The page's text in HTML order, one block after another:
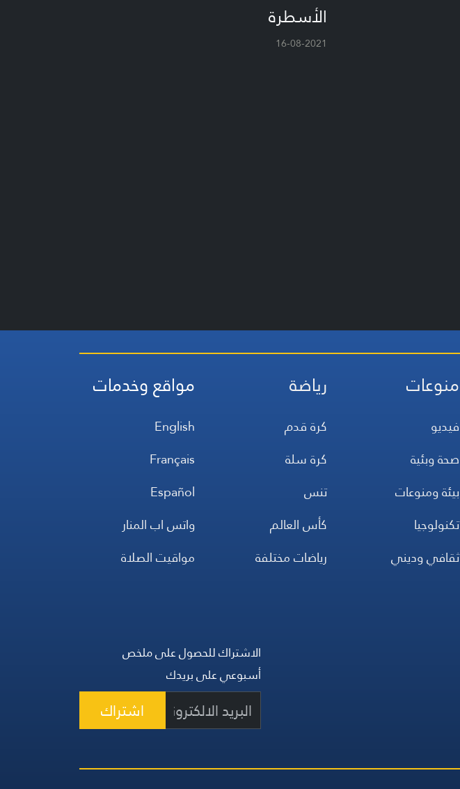
الأسطرة
16-08-2021
منوعات
فيديو
صحة وبئية
بيئة ومنوعات
تكنولوجيا
ثقافي وديني
رياضة
كرة قدم
كرة سلة
تنس
كأس العالم
رياضات مختلفة
مواقع وخدمات
English
Français
Español
واتس اب المنار
مواقيت الصلاة
الاشتراك للحصول على ملخص
أسبوعي على بريدك
اشتراك